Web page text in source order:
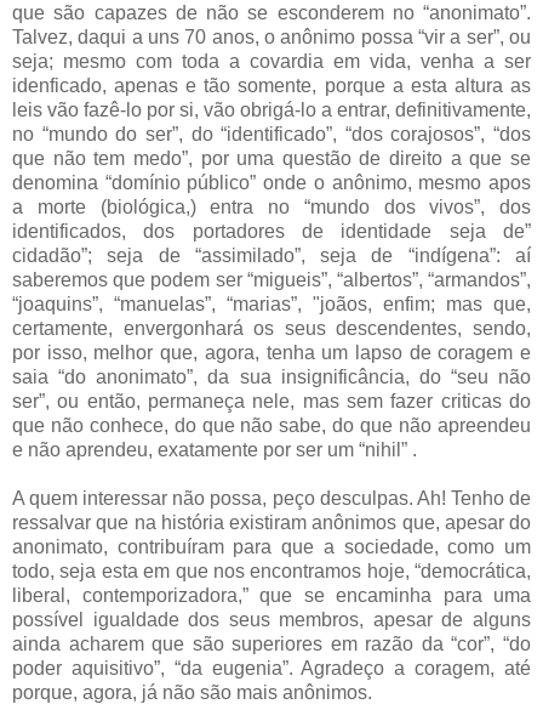
que são capazes de não se esconderem no “anonimato”.
Talvez, daqui a uns 70 anos, o anônimo possa “vir a ser”, ou
seja; mesmo com toda a covardia em vida, venha a ser
idenficado, apenas e tão somente, porque a esta altura as
leis vão fazê-lo por si, vão obrigá-lo a entrar, definitivamente,
no “mundo do ser”, do “identificado”, “dos corajosos”, “dos
que não tem medo”, por uma questão de direito a que se
denomina “domínio público” onde o anônimo, mesmo apos
a morte (biológica,) entra no “mundo dos vivos”, dos
identificados, dos portadores de identidade seja de”
cidadão”; seja de “assimilado”, seja de “indígena”: aí
saberemos que podem ser “migueis”, “albertos”, “armandos”,
“joaquins”, “manuelas”, “marias”, "joãos, enfim; mas que,
certamente, envergonhará os seus descendentes, sendo,
por isso, melhor que, agora, tenha um lapso de coragem e
saia “do anonimato”, da sua insignificância, do “seu não
ser”, ou então, permaneça nele, mas sem fazer criticas do
que não conhece, do que não sabe, do que não apreendeu
e não aprendeu, exatamente por ser um “nihil” .
A quem interessar não possa, peço desculpas. Ah! Tenho de
ressalvar que na história existiram anônimos que, apesar do
anonimato, contribuíram para que a sociedade, como um
todo, seja esta em que nos encontramos hoje, “democrática,
liberal, contemporizadora,” que se encaminha para uma
possível igualdade dos seus membros, apesar de alguns
ainda acharem que são superiores em razão da “cor”, “do
poder aquisitivo”, “da eugenia”. Agradeço a coragem, até
porque, agora, já não são mais anônimos.